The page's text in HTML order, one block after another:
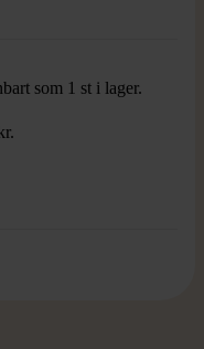
som 1 st i lager.